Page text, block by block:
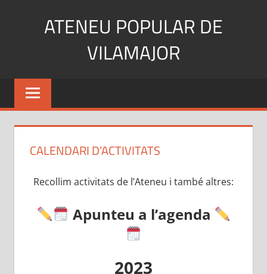
ATENEU POPULAR DE
VILAMAJOR
CALENDARI D’ACTIVITATS
Recollim activitats de l’Ateneu i també altres:
Apunteu a l’agenda
2023